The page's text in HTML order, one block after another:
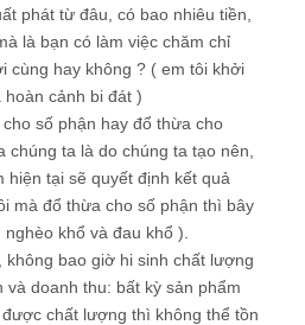
phát từ đâu, có bao nhiêu tiền,
là bạn có làm việc chăm chỉ
cùng hay không ? ( em tôi khởi
cảnh bi đát )
số phận hay đổ thừa cho
ta là do chúng ta tạo nên,
hiện tại sẽ quyết định kết quả
mà đổ thừa cho số phận thì bây
khổ và đau khổ ).
bao giờ hi sinh chất lượng
doanh thu: bất kỳ sản phẩm
chất lượng thì không thể tồn